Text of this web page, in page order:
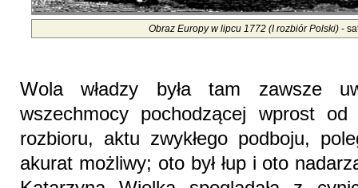
Obraz Europy w lipcu 1772 (I rozbiór Polski) -
Wola władzy była tam zawsze
wszechmocy pochodzącej wprost
rozbioru, aktu zwykłego podboju,
akurat możliwy; oto był łup i oto